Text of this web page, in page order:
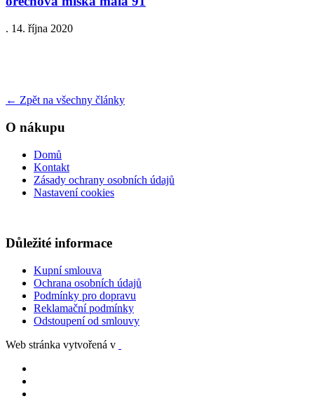
. 14. října 2020
← Zpět na všechny články
O nákupu
Domů
Kontakt
Zásady ochrany osobních údajů
Nastavení cookies
Důležité informace
Kupní smlouva
Ochrana osobních údajů
Podmínky pro dopravu
Reklamační podmínky
Odstoupení od smlouvy
Web stránka vytvořená v